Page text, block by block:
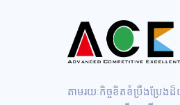
តាមរយៈកិច្ចខិតខំប្រឹងប្រែងដ៏